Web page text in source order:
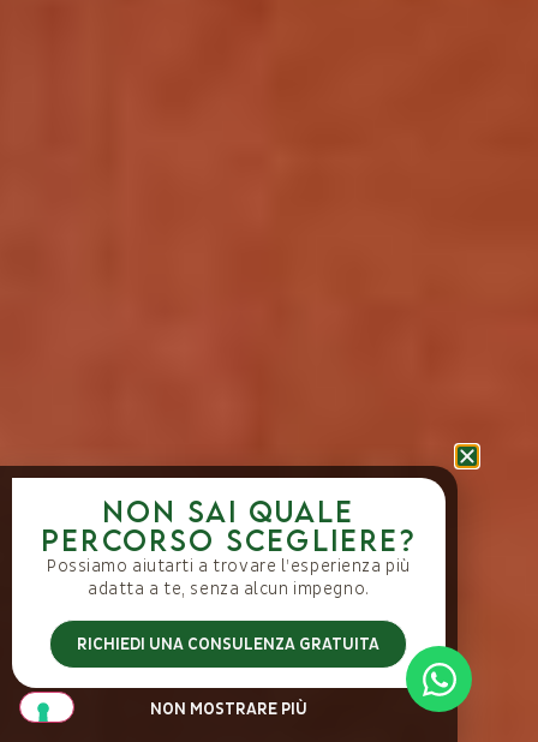
Non sai quale
percorso scegliere?
Possiamo aiutarti a trovare l’esperienza più
adatta a te, senza alcun impegno.
RICHIEDI UNA CONSULENZA GRATUITA
NON MOSTRARE PIÙ